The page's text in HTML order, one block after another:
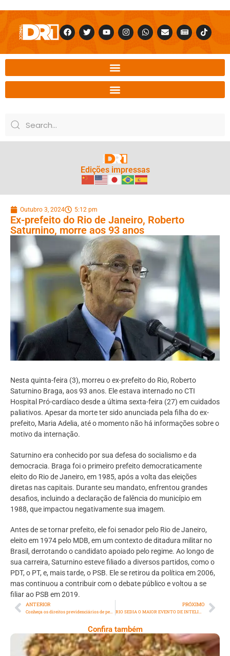
Edições impressas
Outubro 3, 2024 5:12 pm
Ex-prefeito do Rio de Janeiro, Roberto
Saturnino, morre aos 93 anos
Nesta quinta-feira (3), morreu o ex-prefeito do Rio, Roberto
Saturnino Braga, aos 93 anos. Ele estava internado no CTI
Hospital Pró-cardíaco desde a última sexta-feira (27) em cuidados
paliativos. Apesar da morte ter sido anunciada pela filha do ex-
prefeito, Maria Adelia, até o momento não há informações sobre o
motivo da internação.
Saturnino era conhecido por sua defesa do socialismo e da
democracia. Braga foi o primeiro prefeito democraticamente
eleito do Rio de Janeiro, em 1985, após a volta das eleições
diretas nas capitais. Durante seu mandato, enfrentou grandes
desafios, incluindo a declaração de falência do município em
1988, que impactou negativamente sua imagem.
Antes de se tornar prefeito, ele foi senador pelo Rio de Janeiro,
eleito em 1974 pelo MDB, em um contexto de ditadura militar no
Brasil, derrotando o candidato apoiado pelo regime. Ao longo de
sua carreira, Saturnino esteve filiado a diversos partidos, como o
PDT, o PT, e, mais tarde, o PSB. Ele se retirou da política em 2006,
mas continuou a contribuir com o debate público e voltou a se
filiar ao PSB em 2019.
ANTERIOR PRÓXIMO
RIO SEDIA O MAIOR EVENTO DE INTELIGÊNCIA EMOCIONAL DO MUNDO EM OUTUBRO
Confira também